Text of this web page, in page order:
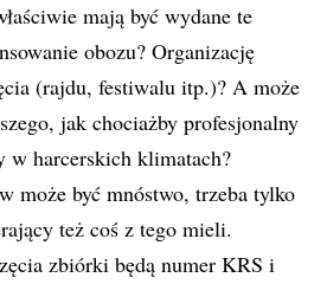
mają być wydane te
obozu? Organizację
(rajdu, festiwalu itp.)? A może
jak chociażby profesjonalny
w harcerskich klimatach?
może być mnóstwo, trzeba tylko
też coś z tego mieli.
zbiórki będą numer KRS i